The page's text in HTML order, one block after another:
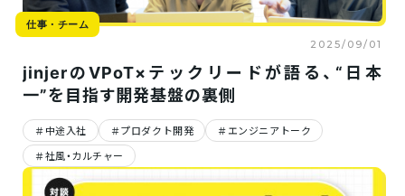
社員ストーリー
社員ストーリー
2025/08/28 2025/08/27
仕事・チーム
2025/09/01
jinjerのVPoT×テックリードが語る、“日本
一”を目指す開発基盤の裏側
中途入社 プロダクト開発
エンジニアトーク
社風・カルチャー